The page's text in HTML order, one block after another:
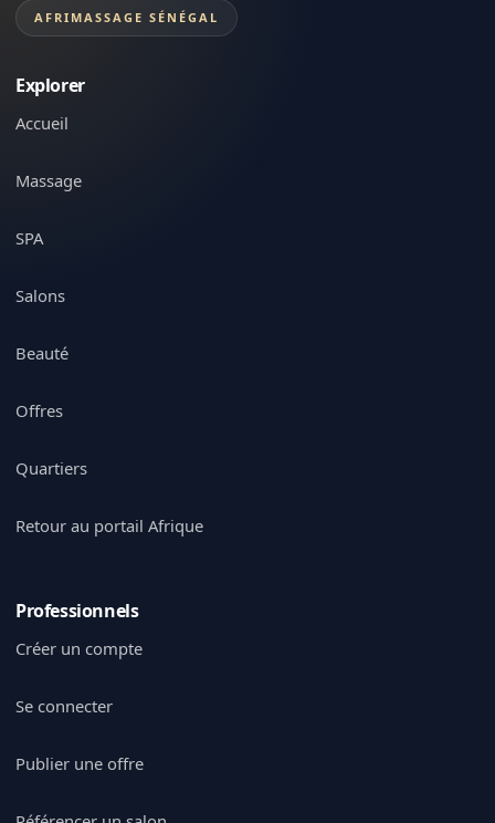
AFRIMASSAGE SÉNÉGAL
Explorer
Accueil
Massage
SPA
Salons
Beauté
Offres
Quartiers
Retour au portail Afrique
Professionnels
Créer un compte
Se connecter
Publier une offre